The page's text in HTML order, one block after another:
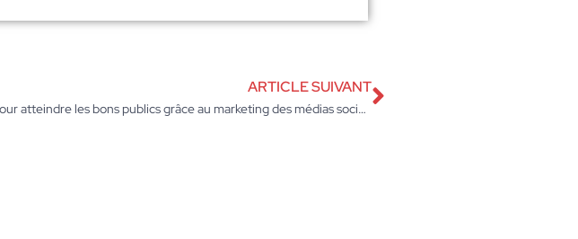
ARTICLE SUIVANT
Conseils de ciblage pour atteindre les bons publics grâce au marketing des médias sociaux